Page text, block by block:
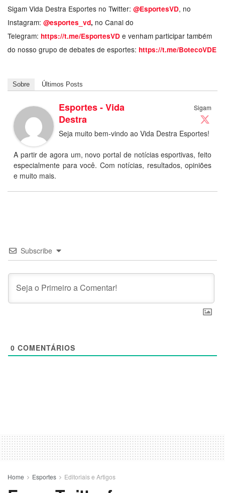
Sigam Vida Destra Esportes no Twitter: @EsportesVD, no
Instagram: @esportes_vd, no Canal do
Telegram: https://t.me/EsportesVD e venham participar também
do nosso grupo de debates de esportes: https://t.me/BotecoVDE
Sobre Últimos Posts
Sigam
Esportes - Vida
Destra
Seja muito bem-vindo ao Vida Destra Esportes!
A partir de agora um, novo portal de notícias esportivas, feito
especialmente para você. Com notícias, resultados, opiniões
e muito mais.
Subscribe
0 COMENTÁRIOS
Home Esportes Editoriais e Artigos